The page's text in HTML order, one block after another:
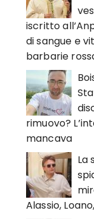
iscritto
di sangue e
barbarie
rimuovo?
mancava
La
Alassio,